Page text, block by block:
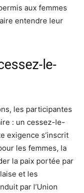
aux femmes
entendre leur
le-
les participantes
: un cessez-le-
exigence s’inscrit
les femmes, la
la paix portée par
et les
par l’Union